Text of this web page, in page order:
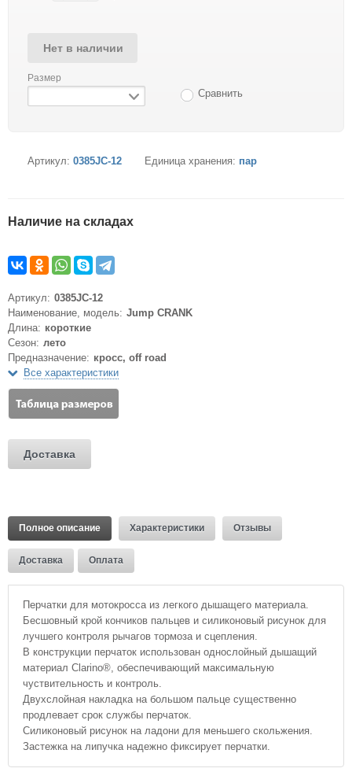
Нет в наличии
Размер
Сравнить
Артикул: 0385JC-12 Единица хранения: пар
Наличие на складах
Артикул: 0385JC-12
Наименование, модель: Jump CRANK
Длина: короткие
Сезон: лето
Предназначение: кросс, off road
Все характеристики
Доставка
Полное описание Характеристики Отзывы
Доставка Оплата
Перчатки для мотокросса из легкого дышащего материала.
Бесшовный крой кончиков пальцев и силиконовый рисунок для
лучшего контроля рычагов тормоза и сцепления.
В конструкции перчаток использован однослойный дышащий
материал Clarino®, обеспечивающий максимальную
чуствительность и контроль.
Двухслойная накладка на большом пальце существенно
продлевает срок службы перчаток.
Силиконовый рисунок на ладони для меньшего скольжения.
Застежка на липучка надежно фиксирует перчатки.